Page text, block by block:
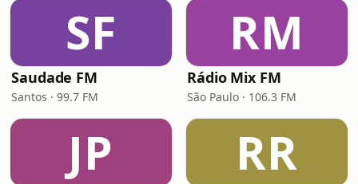
SF
Saudade FM
Santos · 99.7 FM
RM
Rádio Mix FM
São Paulo · 106.3 FM
JP RR